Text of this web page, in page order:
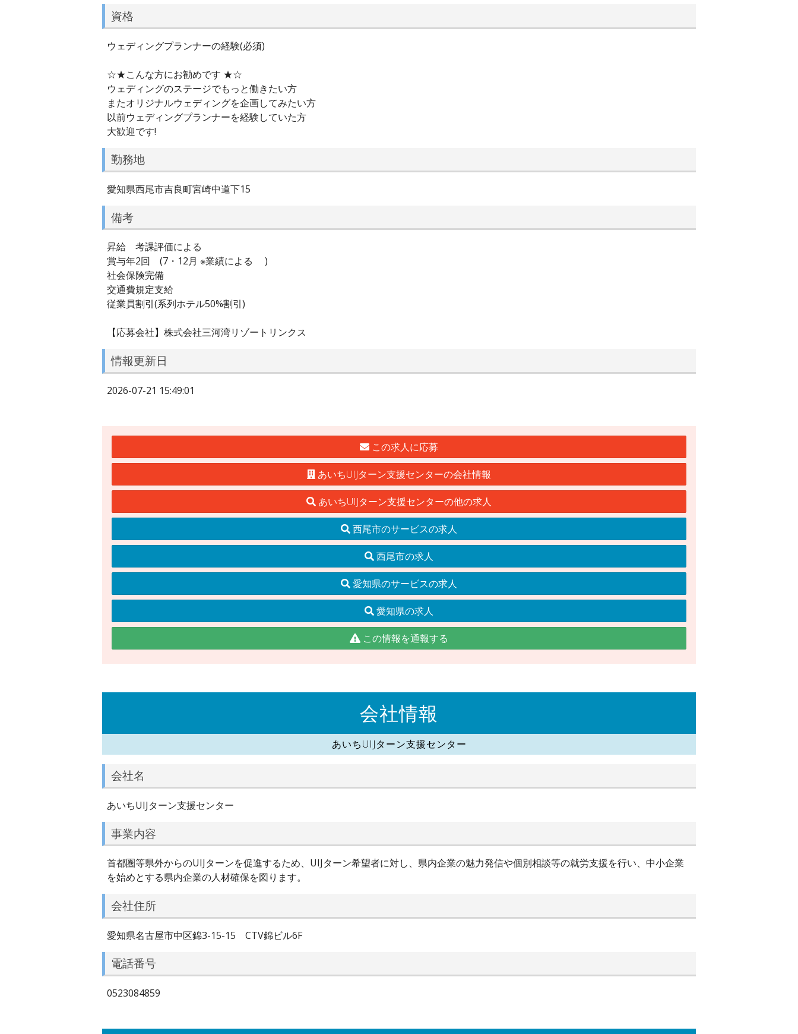
資格
ウェディングプランナーの経験(必須)
☆★こんな方にお勧めです ★☆
ウェディングのステージでもっと働きたい方
またオリジナルウェディングを企画してみたい方
以前ウェディングプランナーを経験していた方
大歓迎です!
勤務地
愛知県西尾市吉良町宮崎中道下15
備考
昇給 考課評価による
賞与年2回 (7・12月 ※業績による )
社会保険完備
交通費規定支給
従業員割引(系列ホテル50%割引)
【応募会社】株式会社三河湾リゾートリンクス
情報更新日
2026-07-21 15:49:01
この求人に応募
あいちUIJターン支援センターの会社情報
あいちUIJターン支援センターの他の求人
西尾市のサービスの求人
西尾市の求人
愛知県のサービスの求人
愛知県の求人
この情報を通報する
会社情報
あいちUIJターン支援センター
会社名
あいちUIJターン支援センター
事業内容
首都圏等県外からのUIJターンを促進するため、UIJターン希望者に対し、県内企業の魅力発信や個別相談等の就労支援を行い、中小企業
を始めとする県内企業の人材確保を図ります。
会社住所
愛知県名古屋市中区錦3-15-15 CTV錦ビル6F
電話番号
0523084859